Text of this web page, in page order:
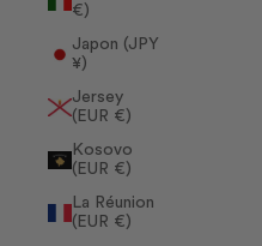
€)
Japon (JPY
¥)
Jersey
(EUR €)
Kosovo
(EUR €)
La Réunion
(EUR €)